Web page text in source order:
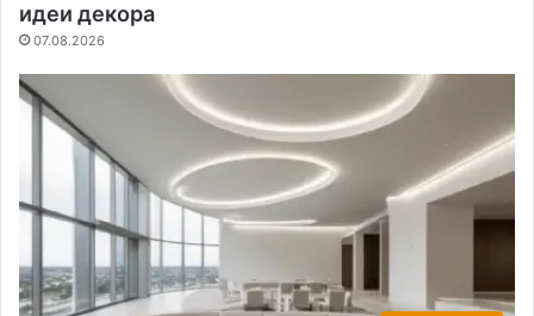
идеи декора
07.08.2026